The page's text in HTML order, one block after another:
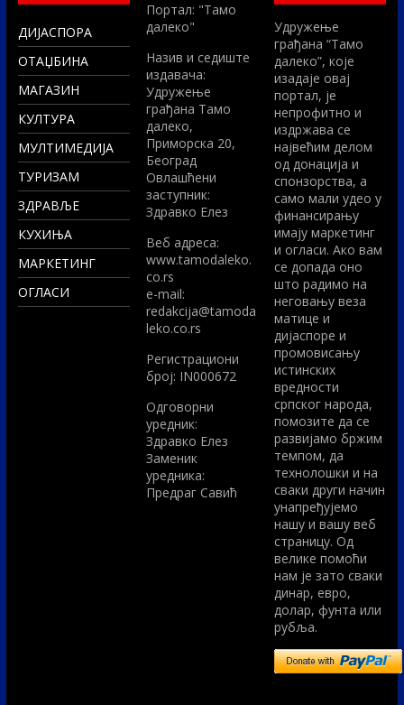
ДИЈАСПОРА
ОТАЏБИНА
МАГАЗИН
КУЛТУРА
МУЛТИМЕДИЈА
ТУРИЗАМ
ЗДРАВЉЕ
КУХИЊА
МАРКЕТИНГ
ОГЛАСИ
Портал: "Тамо
далеко"
Назив и седиште
издавача:
Удружење
грађана Тамо
далеко,
Приморска 20,
Београд
Овлашћени
заступник:
Здравко Елез
Вeб адреса:
www.tamodaleko.
co.rs
e-mail:
redakcija@tamoda
leko.co.rs
Регистрациони
број: IN000672
Одговорни
уредник:
Здравко Елез
Заменик
уредника:
Предраг Савић
Удружење
грађана “Тамо
далеко”, које
изадаје овај
портал, је
непрофитно и
издржава се
највећим делом
од донација и
спонзорства, а
само мали удео у
финансирању
имају маркетинг
и огласи. Ако вам
се допада оно
што радимо на
неговању веза
матице и
дијаспоре и
промовисању
истинских
вредности
српског народа,
помозите да се
развијамо бржим
темпом, да
технолошки и на
сваки други начин
унапређујемо
нашу и вашу веб
страницу. Од
велике помоћи
нам је зато сваки
динар, евро,
долар, фунта или
рубља.